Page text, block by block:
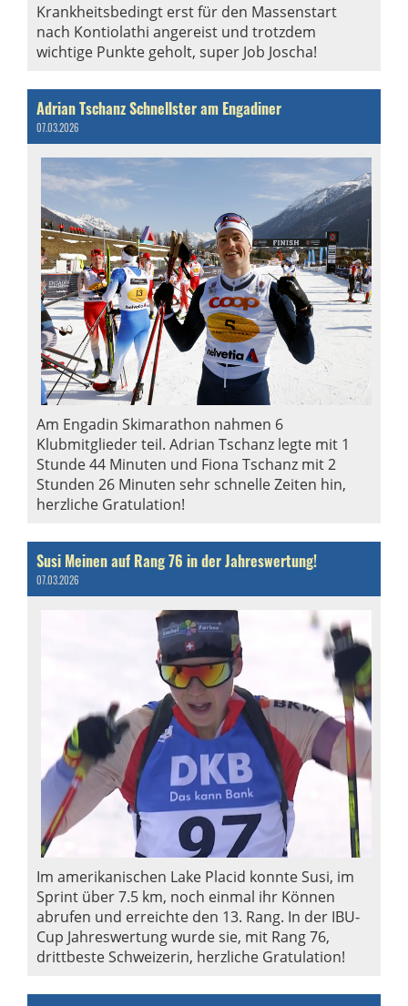
Krankheitsbedingt erst für den Massenstart
nach Kontiolathi angereist und trotzdem
wichtige Punkte geholt, super Job Joscha!
Adrian Tschanz Schnellster am Engadiner
07.03.2026
Am Engadin Skimarathon nahmen 6
Klubmitglieder teil. Adrian Tschanz legte mit 1
Stunde 44 Minuten und Fiona Tschanz mit 2
Stunden 26 Minuten sehr schnelle Zeiten hin,
herzliche Gratulation!
Susi Meinen auf Rang 76 in der Jahreswertung!
07.03.2026
Im amerikanischen Lake Placid konnte Susi, im
Sprint über 7.5 km, noch einmal ihr Können
abrufen und erreichte den 13. Rang. In der IBU-
Cup Jahreswertung wurde sie, mit Rang 76,
drittbeste Schweizerin, herzliche Gratulation!